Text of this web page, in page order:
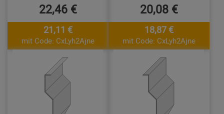
22,46 €
21,11 €
mit Code: CxLyh2Ajne
20,08 €
18,87 €
mit Code: CxLyh2Ajne